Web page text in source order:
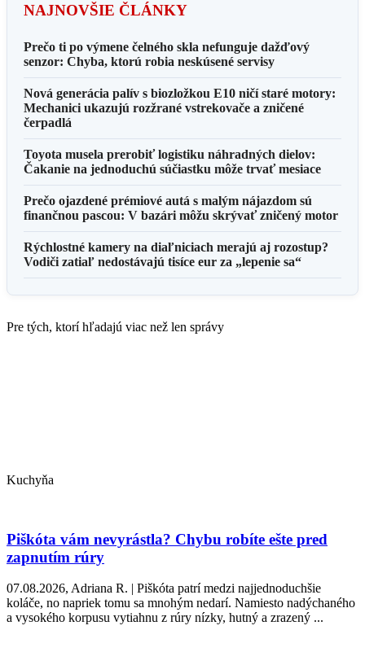
NAJNOVŠIE ČLÁNKY
Prečo ti po výmene čelného skla nefunguje dažďový
senzor: Chyba, ktorú robia neskúsené servisy
Nová generácia palív s biozložkou E10 ničí staré motory:
Mechanici ukazujú rozžrané vstrekovače a zničené
čerpadlá
Toyota musela prerobiť logistiku náhradných dielov:
Čakanie na jednoduchú súčiastku môže trvať mesiace
Prečo ojazdené prémiové autá s malým nájazdom sú
finančnou pascou: V bazári môžu skrývať zničený motor
Rýchlostné kamery na diaľniciach merajú aj rozostup?
Vodiči zatiaľ nedostávajú tisíce eur za „lepenie sa“
Pre tých, ktorí hľadajú viac než len správy
Kuchyňa
Piškóta vám nevyrástla? Chybu robíte ešte pred
zapnutím rúry
07.08.2026, Adriana R. | Piškóta patrí medzi najjednoduchšie
koláče, no napriek tomu sa mnohým nedarí. Namiesto nadýchaného
a vysokého korpusu vytiahnu z rúry nízky, hutný a zrazený ...